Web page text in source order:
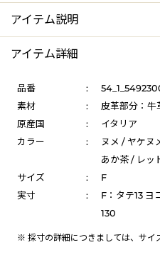
アイテム説明
アイテム詳細
品番 :
素材
:
皮革部分：牛
原産国
:
イタリア
カラー
:
ヌメ / ヤケヌ
あか茶 / レッ
サイズ
:
F
実寸
:
F：タテ13 ヨ
130
※ 採寸の詳細につきましては、 サイ